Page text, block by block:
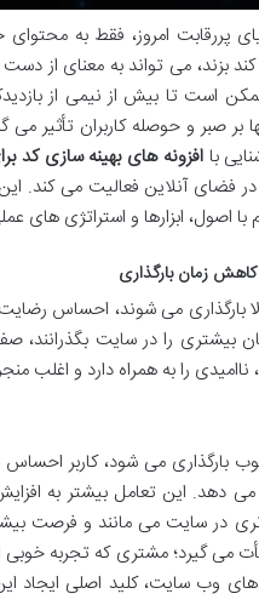
پررقابت امروز، فقط به
بزند، می تواند به معنای از
است تا بیش از نیمی از
صبر و حوصله کاربران تأثیر
باافزونه های بهینه سازی کد
آنلاین فعالیت می کند.
با اصول، ابزارها و استراتژی
زمان بارگذاری
می شوند، احساس رضایت
بیشتری را در سایت بگذرانند،
را به همراه دارد و
بارگذاری می شود، کاربر
دهد. این تعامل بیشتر به
در سایت می مانند و فرصت
می گیرد؛ مشتری که تجربه خوبی
وب سایت، کلید اصلی ایجاد